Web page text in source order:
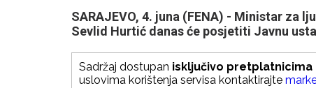
SARAJEVO, 4. juna (FENA) - Ministar za
Sevlid Hurtić danas će posjetiti Javnu
Sadržaj dostupan isključivo pretplatnicima
uslovima korištenja servisa kontaktirajte